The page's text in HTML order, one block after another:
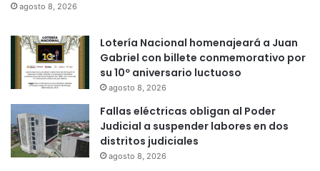
agosto 8, 2026
Lotería Nacional homenajeará a Juan
Gabriel con billete conmemorativo por
su 10º aniversario luctuoso
agosto 8, 2026
Fallas eléctricas obligan al Poder
Judicial a suspender labores en dos
distritos judiciales
agosto 8, 2026